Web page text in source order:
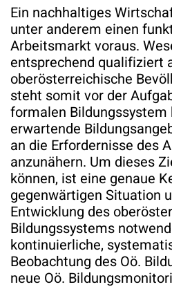
Ein nachhaltiges
unter anderem einen
Arbeitsmarkt voraus.
entsprechend qualifiziert
oberösterreichische
steht somit vor der
formalen Bildungssystem
erwartende
an die Erfordernisse des
anzunähern. Um dieses
können, ist eine genaue
gegenwärtigen Situation
Entwicklung des
Bildungssystems
kontinuierliche,
Beobachtung des Oö.
neue Oö.